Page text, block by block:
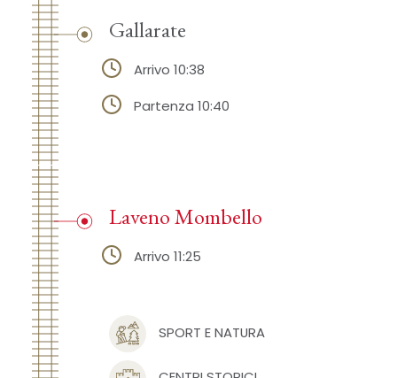
Gallarate
Arrivo 10:38
Partenza 10:40
SPORT E NATURA
Laveno Mombello
Arrivo 11:25